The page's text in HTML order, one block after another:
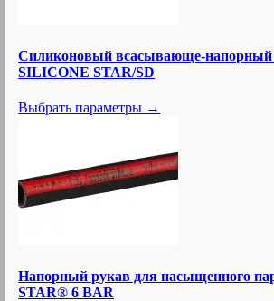
Силиконовый всасывающе-
SILICONE STAR/SD
Выбрать параметры →
Напорный рукав для насыщенного
STAR® 6 BAR